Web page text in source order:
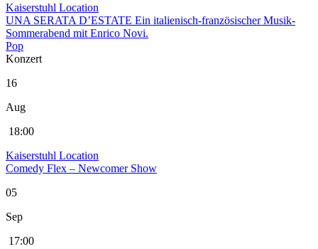
Kaiserstuhl Location
UNA SERATA D’ESTATE Ein italienisch-französischer Musik-
Sommerabend mit Enrico Novi.
Pop
Konzert
16
Aug
18:00
Kaiserstuhl Location
Comedy Flex – Newcomer Show
05
Sep
17:00